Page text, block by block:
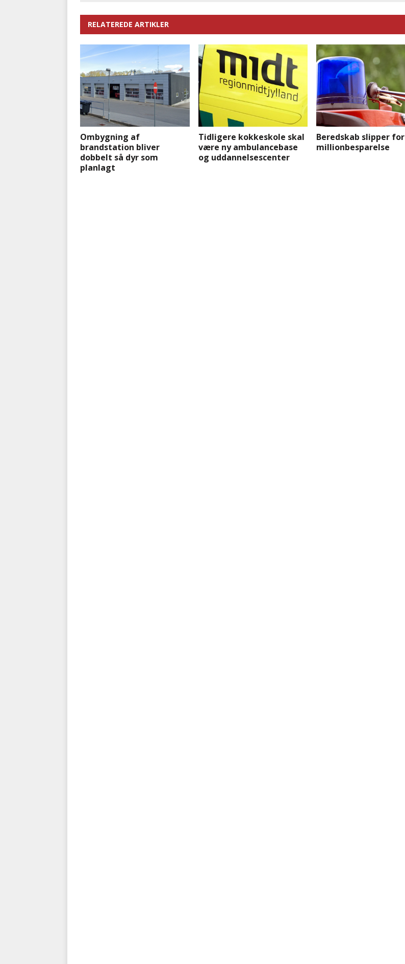
RELATEREDE ARTIKLER
Ombygning af
brandstation bliver
dobbelt så dyr som
planlagt
Tidligere kokkeskole skal
være ny ambulancebase
og uddannelsescenter
Beredskab slipper for
millionbesparelse